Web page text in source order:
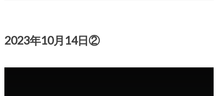
2023年10月14日②